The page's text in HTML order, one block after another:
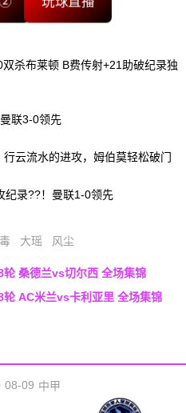
杀布莱顿 B费传射+21助破纪录独
联3-0领先
云流水的进攻，姆伯莫轻松破门
纪录??！曼联1-0领先
大瑶 风尘
桑德兰vs切尔西 全场集锦
AC米兰vs卡利亚里 全场集锦
08-09 中甲